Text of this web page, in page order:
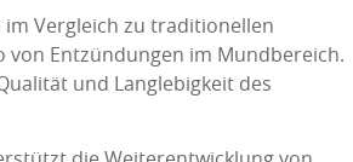
Vergleich zu traditionellen
von Entzündungen im Mundbereich.
und Langlebigkeit des